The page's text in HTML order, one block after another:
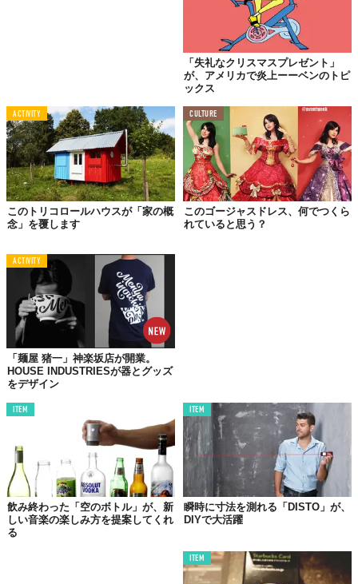
ホリデイ・ギフトボックス
空き箱を包装紙でラッピングしてつくる、フタつきのギフトボッ
クス。これも素敵！
DAY 4.
ホリデイ・ギフトバッグ
「失礼なクリスマスプレゼント」
が、アメリカで炎上ーーベンのトピ
ックス
ACTIVITY
このトリコロールハウスが「家の概
念」を覆します
CULTURE
このゴージャスドレス、何でつくら
れていると思う？
ACTIVITY
「麺屋 猪一」神楽坂店が開業。
HOUSE INDUSTRIESが器とグッズ
をデザイン
ITEM
飲み終わった「空のボトル」が、新
しい音楽の楽しみ方を提案してくれ
る
ITEM
瞬時に寸法を測れる「DISTO」が、
DIYで大活躍
ITEM